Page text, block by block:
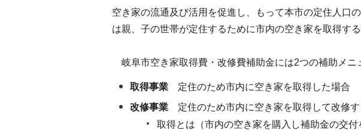
空き家の流通及び活用を促進し、もって本市の定住人口
は親、子の世帯が定住するために市内の空き家を取得す
岐阜市空き家取得費・改修費補助金には2つの補助メニ
取得事業 定住のため市内に空き家を取得した場合
改修事業 定住のため市内に空き家を取得して改修す
取得とは（市内の空き家を購入し補助金の交